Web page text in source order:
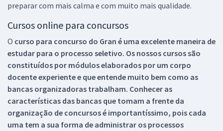
preparar com mais calma e com muito mais qualidade.
Cursos online para concursos
O curso para concurso do Gran é uma excelente maneira de
estudar para o processo seletivo. Os nossos cursos são
constituídos por módulos elaborados por um corpo
docente experiente e que entende muito bem como as
bancas organizadoras trabalham. Conhecer as
características das bancas que tomam a frente da
organização de concursos é importantíssimo, pois cada
uma tem a sua forma de administrar os processos